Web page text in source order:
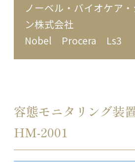
ノーベル・バイオケア
ン株式会社
Nobel Procera Ls3
容態モニタリング装
HM-2001